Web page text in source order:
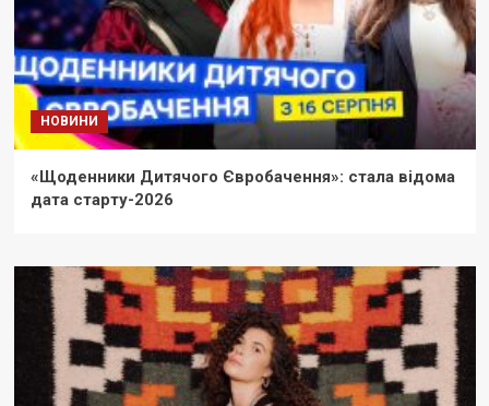
НОВИНИ
«Щоденники Дитячого Євробачення»: стала відома
дата старту-2026